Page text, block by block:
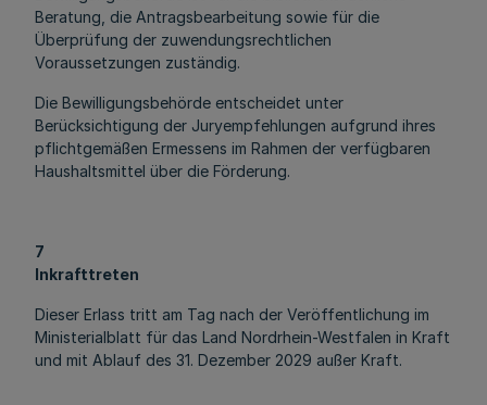
Beratung, die Antragsbearbeitung sowie für die
Überprüfung der zuwendungsrechtlichen
Voraussetzungen zuständig.
Die Bewilligungsbehörde entscheidet unter
Berücksichtigung der Juryempfehlungen aufgrund ihres
pflichtgemäßen Ermessens im Rahmen der verfügbaren
Haushaltsmittel über die Förderung.
7
Inkrafttreten
Dieser Erlass tritt am Tag nach der Veröffentlichung im
Ministerialblatt für das Land Nordrhein-Westfalen in Kraft
und mit Ablauf des 31. Dezember 2029 außer Kraft.